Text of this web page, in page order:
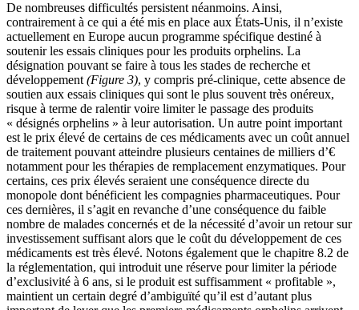
De nombreuses difficultés persistent néanmoins. Ainsi,
contrairement à ce qui a été mis en place aux États-Unis, il n’existe
actuellement en Europe aucun programme spécifique destiné à
soutenir les essais cliniques pour les produits orphelins. La
désignation pouvant se faire à tous les stades de recherche et
développement(Figure 3), y compris pré-clinique, cette absence de
soutien aux essais cliniques qui sont le plus souvent très onéreux,
risque à terme de ralentir voire limiter le passage des produits
« désignés orphelins » à leur autorisation. Un autre point important
est le prix élevé de certains de ces médicaments avec un coût annuel
de traitement pouvant atteindre plusieurs centaines de milliers d’€
notamment pour les thérapies de remplacement enzymatiques. Pour
certains, ces prix élevés seraient une conséquence directe du
monopole dont bénéficient les compagnies pharmaceutiques. Pour
ces dernières, il s’agit en revanche d’une conséquence du faible
nombre de malades concernés et de la nécessité d’avoir un retour sur
investissement suffisant alors que le coût du développement de ces
médicaments est très élevé. Notons également que le chapitre 8.2 de
la réglementation, qui introduit une réserve pour limiter la période
d’exclusivité à 6 ans, si le produit est suffisamment « profitable »,
maintient un certain degré d’ambiguïté qu’il est d’autant plus